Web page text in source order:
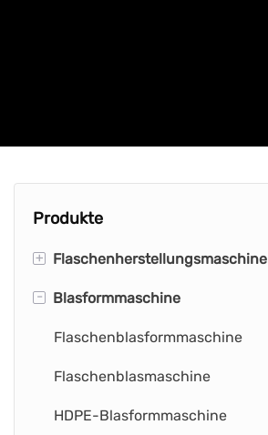
Produkte
+ Flaschenherstellungsmaschine
PET-
Herstellungsmaschine
HDPE-
- Blasformmaschine
Flaschenblasformmaschine
Flaschenblasmaschine
HDPE-Blasformmaschine